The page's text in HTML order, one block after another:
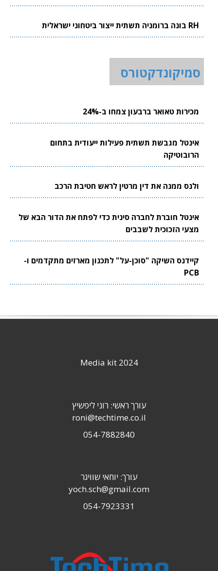
RH בונה ברומניה תשתית ייצור ביטחוני ישראלית
סמיקונדקטורס
מכירות טאואר ברבעון צמחו ב-24%
אינטל מגבשת תשתית פעילות ייעודית בתחום
הרובוטיקה
ולנס ממנה את דין מרטין לראש חטיבת הרכב
אינטל חוברת לחברה סינית כדי לפתח את הדור הבא של
מצעי הזכוכית לשבבים
קיידנס השיקה "סוכן-על" לתכנון מארזים מתקדמים ו-
PCB
Media kit 2024
עורך ראשי: רוני ליפשיץ
roni@techtime.co.il
054-7882840
עורך: יוחאי שוויגר
yoch.sch@gmail.com
054-7923331